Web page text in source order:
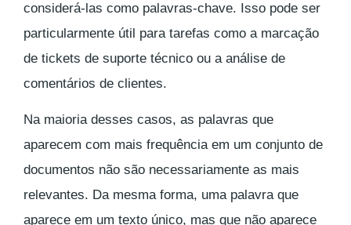
considerá-las como palavras-chave. Isso pode ser
particularmente útil para tarefas como a marcação
de tickets de suporte técnico ou a análise de
comentários de clientes.
Na maioria desses casos, as palavras que
aparecem com mais frequência em um conjunto de
documentos não são necessariamente as mais
relevantes. Da mesma forma, uma palavra que
aparece em um texto único, mas que não aparece